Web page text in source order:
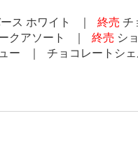
ス ホワイト 終売 チ
クアソート 終売 シ
ー
チョコレートシェ